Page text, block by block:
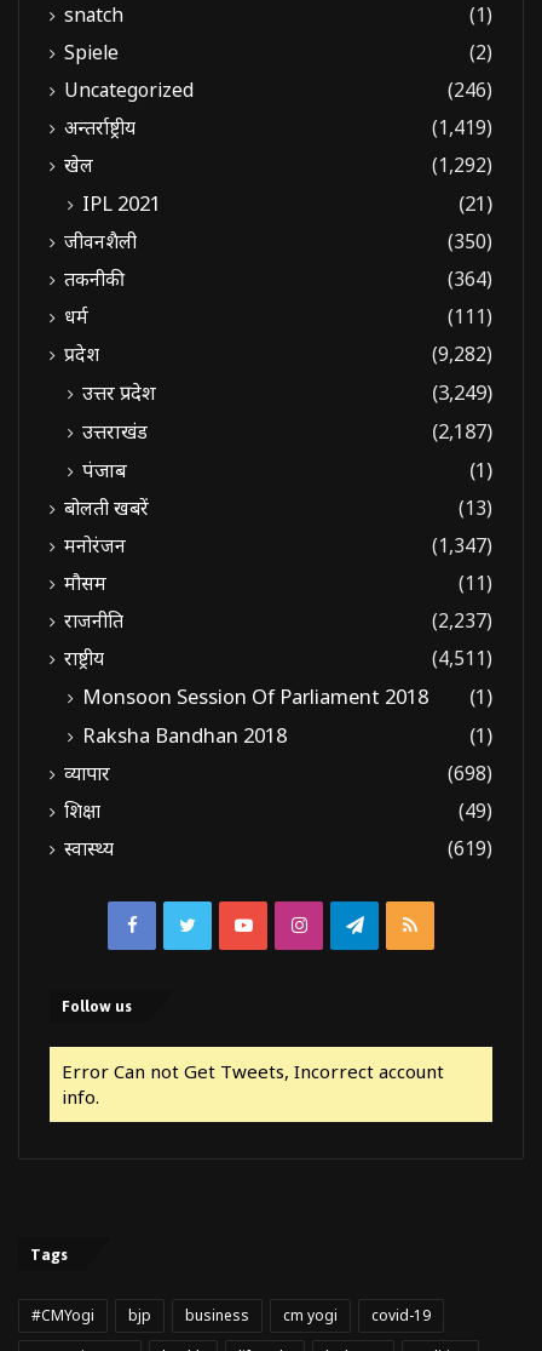
snatch
(1)
Spiele
(2)
Uncategorized
(246)
अन्तर्राष्ट्रीय
(1,419)
खेल
(1,292)
IPL 2021 (21)
जीवनशैली
(350)
तकनीकी
(364)
धर्म
(111)
प्रदेश
(9,282)
उत्तर प्रदेश
(3,249)
उत्तराखंड
(2,187)
पंजाब
(1)
बोलती खबरें
(13)
मनोरंजन
(1,347)
मौसम
(11)
राजनीति
(2,237)
राष्ट्रीय
(4,511)
Monsoon Session Of Parliament 2018
(1)
Raksha Bandhan 2018
(1)
व्यापार
(698)
शिक्षा
(49)
स्वास्थ्य
(619)
FacebookTwitterYouTubeInstagramTelegram
RSS
Follow us
Error Can not Get Tweets, Incorrect account
info.
Tags
#CMYogi bjp business cm yogi
covid-19